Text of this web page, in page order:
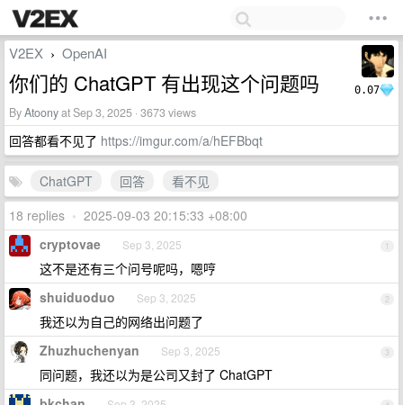
0.07
V2EX › OpenAI
你们的 ChatGPT 有出现这个问题吗
ByAtoonyat Sep 3, 2025 · 3673 views
回答都看不见了 https://imgur.com/a/hEFBbqt
ChatGPT 回答
看不见
18 replies • 2025-09-03 20:15:33 +08:00
1
cryptovae Sep 3, 2025
这不是还有三个问号呢吗，嗯哼
2
shuiduoduo Sep 3, 2025
我还以为自己的网络出问题了
3
Zhuzhuchenyan Sep 3, 2025
同问题，我还以为是公司又封了 ChatGPT